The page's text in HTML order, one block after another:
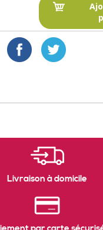
Livraison à domicile